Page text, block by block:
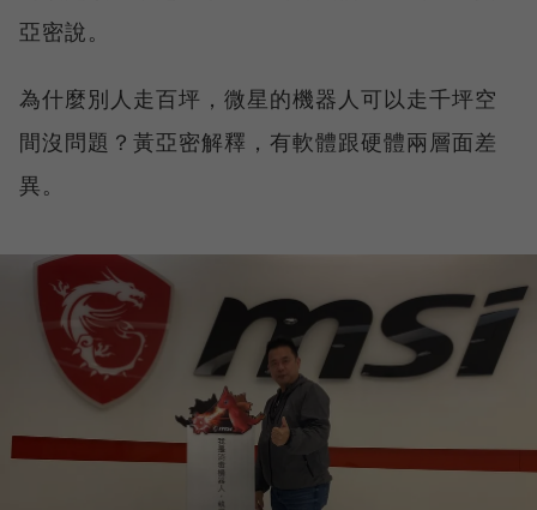
亞密說。
為什麼別人走百坪，微星的機器人可以走千坪空
間沒問題？黃亞密解釋，有軟體跟硬體兩層面差
異。